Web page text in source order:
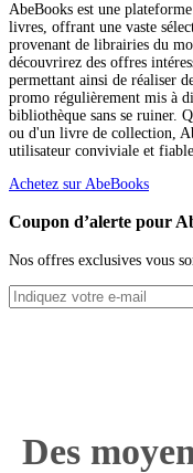
AbeBooks est une
livres, offrant une vaste
provenant de librairies du
découvrirez des offres
permettant ainsi de réaliser
promo régulièrement mis à
bibliothèque sans se ruiner.
ou d'un livre de collection,
utilisateur conviviale et
Achetez sur AbeBooks
Coupon d’alerte pour
Nos offres exclusives vous
Des